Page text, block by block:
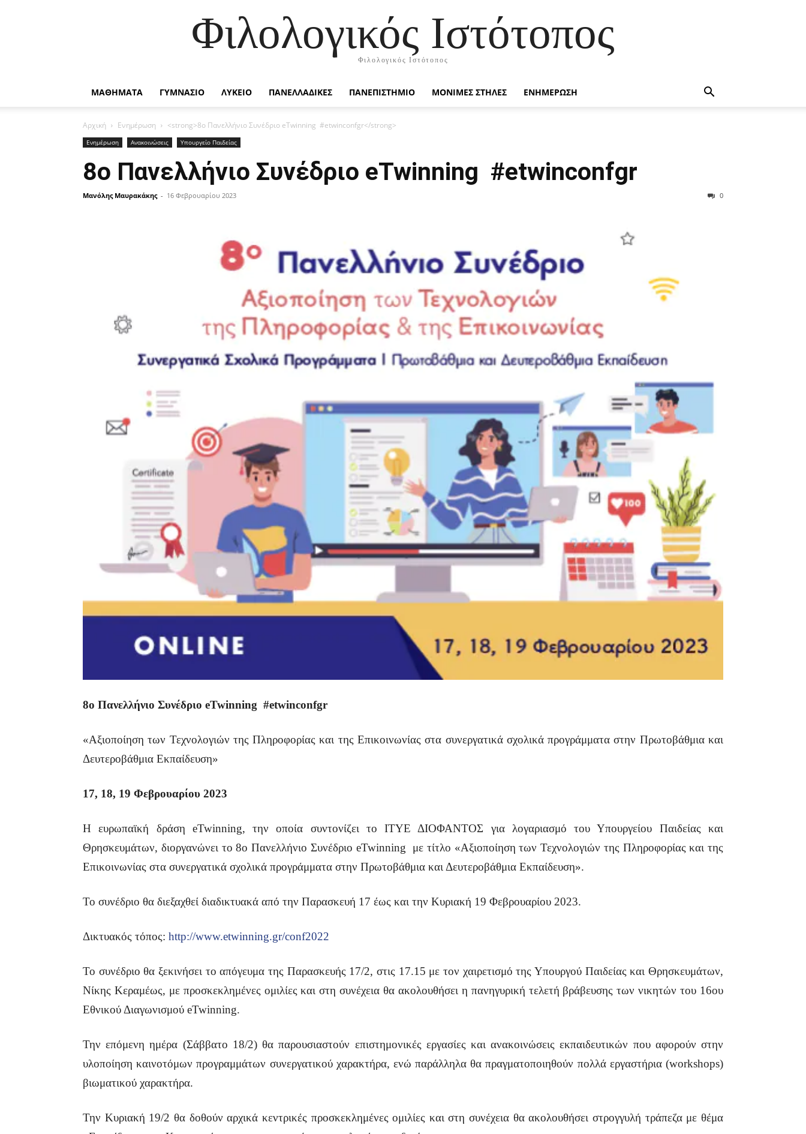
Φιλολογικός Ιστότοπος
Φιλολογικός Ιστότοπος
ΜΑΘΗΜΑΤΑ ΓΥΜΝΑΣΙΟ ΛΥΚΕΙΟ ΠΑΝΕΛΛΑΔΙΚΕΣ ΠΑΝΕΠΙΣΤΗΜΙΟ ΜΟΝΙΜΕΣ ΣΤΗΛΕΣ ΕΝΗΜΕΡΩΣΗ
Αρχική Ενημέρωση <strong>8ο Πανελλήνιο Συνέδριο eTwinning #etwinconfgr</strong>
Ενημέρωση Ανακοινώσεις Υπουργείο Παιδείας
8ο Πανελλήνιο Συνέδριο eTwinning #etwinconfgr
Μανόλης Μαυρακάκης - 16 Φεβρουαρίου 2023 0
8ο Πανελλήνιο Συνέδριο eTwinning #etwinconfgr
«Αξιοποίηση των Τεχνολογιών της Πληροφορίας και της Επικοινωνίας στα συνεργατικά σχολικά προγράμματα στην Πρωτοβάθμια και
Δευτεροβάθμια Εκπαίδευση»
17, 18, 19 Φεβρουαρίου 2023
Η ευρωπαϊκή δράση eTwinning, την οποία συντονίζει το ΙΤΥΕ ΔΙΟΦΑΝΤΟΣ για λογαριασμό του Υπουργείου Παιδείας και
Θρησκευμάτων, διοργανώνει το 8ο Πανελλήνιο Συνέδριο eTwinning με τίτλο «Αξιοποίηση των Τεχνολογιών της Πληροφορίας και της
Επικοινωνίας στα συνεργατικά σχολικά προγράμματα στην Πρωτοβάθμια και Δευτεροβάθμια Εκπαίδευση».
Το συνέδριο θα διεξαχθεί διαδικτυακά από την Παρασκευή 17 έως και την Κυριακή 19 Φεβρουαρίου 2023.
Δικτυακός τόπος: http://www.etwinning.gr/conf2022
Το συνέδριο θα ξεκινήσει το απόγευμα της Παρασκευής 17/2, στις 17.15 με τον χαιρετισμό της Υπουργού Παιδείας και Θρησκευμάτων,
Νίκης Κεραμέως, με προσκεκλημένες ομιλίες και στη συνέχεια θα ακολουθήσει η πανηγυρική τελετή βράβευσης των νικητών του 16ου
Εθνικού Διαγωνισμού eTwinning.
Την επόμενη ημέρα (Σάββατο 18/2) θα παρουσιαστούν επιστημονικές εργασίες και ανακοινώσεις εκπαιδευτικών που αφορούν στην
υλοποίηση καινοτόμων προγραμμάτων συνεργατικού χαρακτήρα, ενώ παράλληλα θα πραγματοποιηθούν πολλά εργαστήρια (workshops)
βιωματικού χαρακτήρα.
Την Κυριακή 19/2 θα δοθούν αρχικά κεντρικές προσκεκλημένες ομιλίες και στη συνέχεια θα ακολουθήσει στρογγυλή τράπεζα με θέμα